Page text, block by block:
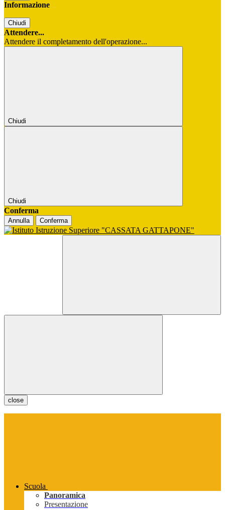
Informazione
Chiudi
Attendere...
Attendere il completamento dell'operazione...
Chiudi
Chiudi
Conferma
Annulla Conferma
close
Scuola
Panoramica
Presentazione